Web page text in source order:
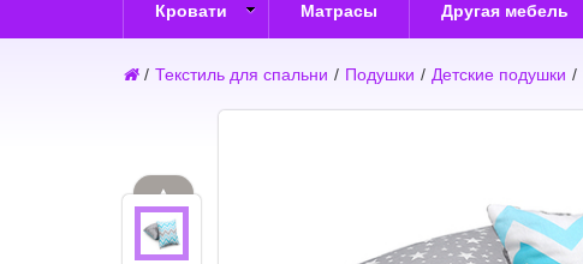
Кровати Матрасы Другая мебель
/ Текстиль для спальни / Подушки / Детские подушки /
▲